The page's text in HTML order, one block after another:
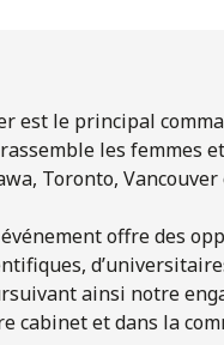
est le principal
les femmes
Toronto,
offre des
ainsi notre
cabinet et dans la